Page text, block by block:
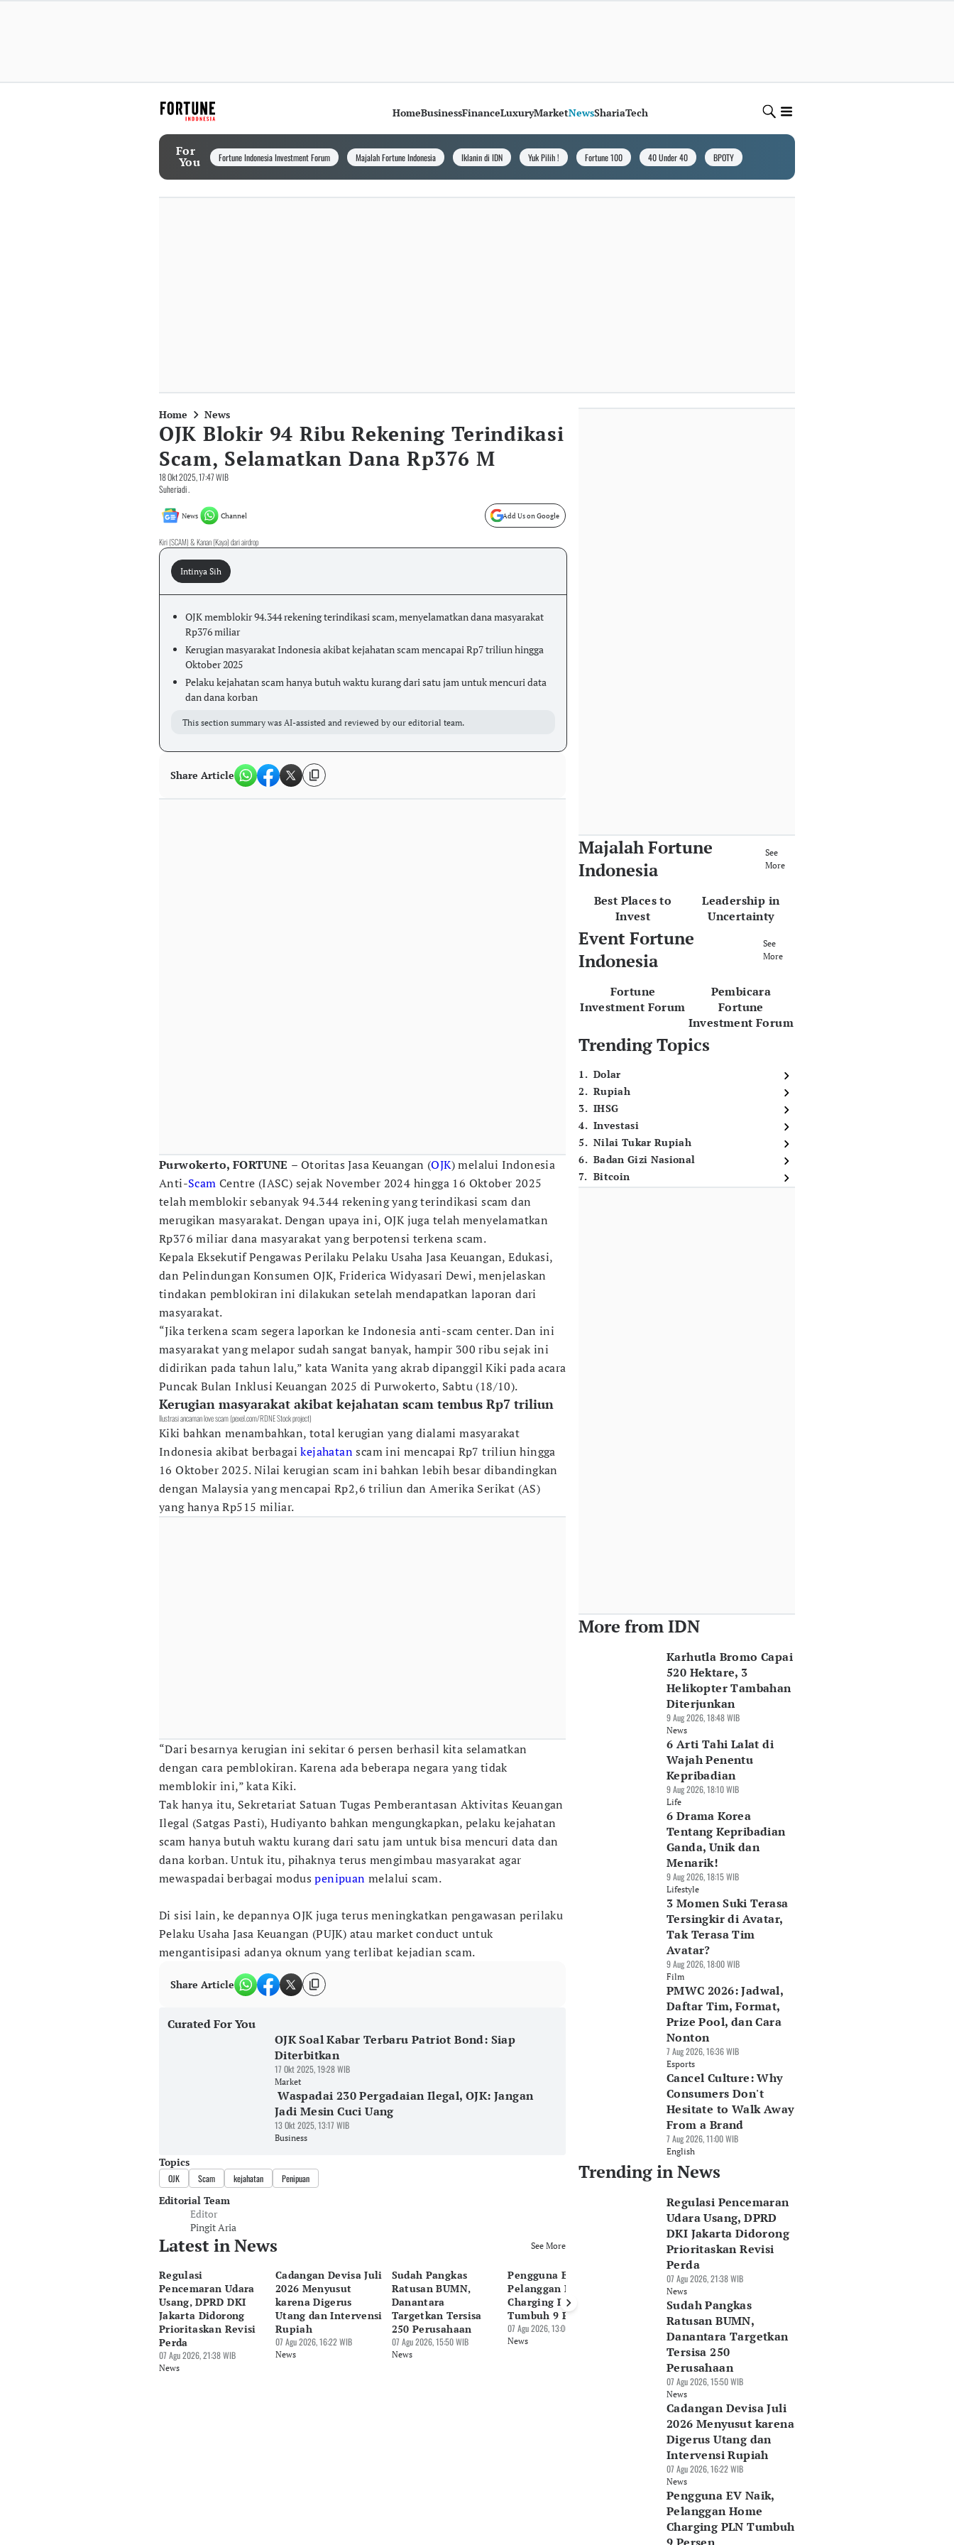
HomeBusinessFinanceLuxuryMarketNewsShariaTech
For
You Fortune Indonesia Investment Forum Majalah Fortune Indonesia Iklanin di IDN Yuk Pilih ! Fortune 100 40 Under 40 BPOTY
Home News
OJK Blokir 94 Ribu Rekening Terindikasi
Scam, Selamatkan Dana Rp376 M
18 Okt 2025, 17:47 WIB
Suheriadi .
News Channel Add Us on Google
Kiri (SCAM) & Kanan (Kaya) dari airdrop
Intinya Sih
OJK memblokir 94.344 rekening terindikasi scam, menyelamatkan dana masyarakat
Rp376 miliar
Kerugian masyarakat Indonesia akibat kejahatan scam mencapai Rp7 triliun hingga
Oktober 2025
Pelaku kejahatan scam hanya butuh waktu kurang dari satu jam untuk mencuri data
dan dana korban
This section summary was AI-assisted and reviewed by our editorial team.
Share Article
Purwokerto, FORTUNE – Otoritas Jasa Keuangan (OJK) melalui Indonesia
Anti-Scam Centre (IASC) sejak November 2024 hingga 16 Oktober 2025
telah memblokir sebanyak 94.344 rekening yang terindikasi scam dan
merugikan masyarakat. Dengan upaya ini, OJK juga telah menyelamatkan
Rp376 miliar dana masyarakat yang berpotensi terkena scam.
Kepala Eksekutif Pengawas Perilaku Pelaku Usaha Jasa Keuangan, Edukasi,
dan Pelindungan Konsumen OJK, Friderica Widyasari Dewi, menjelaskan
tindakan pemblokiran ini dilakukan setelah mendapatkan laporan dari
masyarakat.
“Jika terkena scam segera laporkan ke Indonesia anti-scam center. Dan ini
masyarakat yang melapor sudah sangat banyak, hampir 300 ribu sejak ini
didirikan pada tahun lalu,” kata Wanita yang akrab dipanggil Kiki pada acara
Puncak Bulan Inklusi Keuangan 2025 di Purwokerto, Sabtu (18/10).
Kerugian masyarakat akibat kejahatan scam tembus Rp7 triliun
Ilustrasi ancaman love scam (pexel.com/RDNE Stock project)
Kiki bahkan menambahkan, total kerugian yang dialami masyarakat
Indonesia akibat berbagaikejahatanscam ini mencapai Rp7 triliun hingga
16 Oktober 2025. Nilai kerugian scam ini bahkan lebih besar dibandingkan
dengan Malaysia yang mencapai Rp2,6 triliun dan Amerika Serikat (AS)
yang hanya Rp515 miliar.
“Dari besarnya kerugian ini sekitar 6 persen berhasil kita selamatkan
dengan cara pemblokiran. Karena ada beberapa negara yang tidak
memblokir ini,” kata Kiki.
Tak hanya itu, Sekretariat Satuan Tugas Pemberantasan Aktivitas Keuangan
Ilegal (Satgas Pasti), Hudiyanto bahkan mengungkapkan, pelaku kejahatan
scam hanya butuh waktu kurang dari satu jam untuk bisa mencuri data dan
dana korban. Untuk itu, pihaknya terus mengimbau masyarakat agar
mewaspadai berbagai moduspenipuan melalui scam.
Di sisi lain, ke depannya OJK juga terus meningkatkan pengawasan perilaku
Pelaku Usaha Jasa Keuangan (PUJK) atau market conduct untuk
mengantisipasi adanya oknum yang terlibat kejadian scam.
Share Article
Curated For You
OJK Soal Kabar Terbaru Patriot Bond: Siap
Diterbitkan
17 Okt 2025, 19:28 WIB
Market
Waspadai 230 Pergadaian Ilegal, OJK: Jangan
Jadi Mesin Cuci Uang
13 Okt 2025, 13:17 WIB
Business
Topics
OJK Scam kejahatan Penipuan
Editorial Team
Editor
Pingit Aria
Latest in News See More
Regulasi
Pencemaran Udara
Usang, DPRD DKI
Jakarta Didorong
Prioritaskan Revisi
Perda
07 Agu 2026, 21:38 WIB
News
Cadangan Devisa Juli
2026 Menyusut
karena Digerus
Utang dan Intervensi
Rupiah
07 Agu 2026, 16:22 WIB
News
Sudah Pangkas
Ratusan BUMN,
Danantara
Targetkan Tersisa
250 Perusahaan
07 Agu 2026, 15:50 WIB
News
Pengguna EV Naik,
Pelanggan Home
Charging PLN
Tumbuh 9 Persen
07 Agu 2026, 13:06 WIB
News
Pasar Alas Kaki RI
Berpotensi Rp290
Triliun, Industri
Minta Deregulasi
07 Agu 2026, 10:41 WIB
DJP Tunda
Commerce, Pajak
Seller Batal
Dipotong
07 Agu 2026, 07:58 WIB
Majalah Fortune
Indonesia
See
More
Best Places to
Invest
Leadership in
Uncertainty
Event Fortune
Indonesia
See
More
Fortune
Investment Forum
Pembicara
Fortune
Investment Forum
Trending Topics
1. Dolar
2. Rupiah
3. IHSG
4. Investasi
5. Nilai Tukar Rupiah
6. Badan Gizi Nasional
7. Bitcoin
More from IDN
Karhutla Bromo Capai
520 Hektare, 3
Helikopter Tambahan
Diterjunkan
9 Aug 2026, 18:48 WIB
News
6 Arti Tahi Lalat di
Wajah Penentu
Kepribadian
9 Aug 2026, 18:10 WIB
Life
6 Drama Korea
Tentang Kepribadian
Ganda, Unik dan
Menarik!
9 Aug 2026, 18:15 WIB
Lifestyle
3 Momen Suki Terasa
Tersingkir di Avatar,
Tak Terasa Tim
Avatar?
9 Aug 2026, 18:00 WIB
Film
PMWC 2026: Jadwal,
Daftar Tim, Format,
Prize Pool, dan Cara
Nonton
7 Aug 2026, 16:36 WIB
Esports
Cancel Culture: Why
Consumers Don't
Hesitate to Walk Away
From a Brand
7 Aug 2026, 11:00 WIB
English
Trending in News
Regulasi Pencemaran
Udara Usang, DPRD
DKI Jakarta Didorong
Prioritaskan Revisi
Perda
07 Agu 2026, 21:38 WIB
News
Sudah Pangkas
Ratusan BUMN,
Danantara Targetkan
Tersisa 250
Perusahaan
07 Agu 2026, 15:50 WIB
News
Cadangan Devisa Juli
2026 Menyusut karena
Digerus Utang dan
Intervensi Rupiah
07 Agu 2026, 16:22 WIB
News
Pengguna EV Naik,
Pelanggan Home
Charging PLN Tumbuh